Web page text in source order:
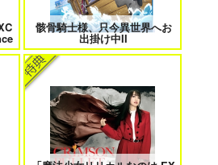
た
エロゲの鬱エンドからヒロイン達を
救済したら 2
骸骨騎士様、只今異世界へお
出掛け中II